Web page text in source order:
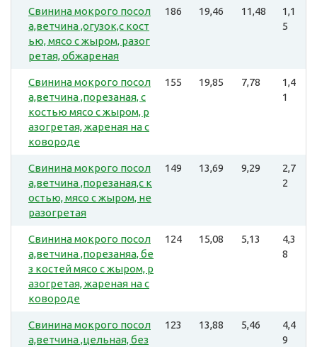
Свинина мокрого посол
а,ветчина ,огузок,с кост
ью, мясо с жыром, разог
ретая, обжареная
186 19,46 11,48
1,1
5
Свинина мокрого посол
а,ветчина ,порезаная, с
костью мясо с жыром, р
азогретая, жареная на с
ковороде
155 19,85 7,78
1,4
1
Свинина мокрого посол
а,ветчина ,порезаная,с к
остью, мясо с жыром, не
разогретая
149 13,69 9,29
2,7
2
Свинина мокрого посол
а,ветчина ,порезаняа, бе
з костей мясо с жыром, р
азогретая, жареная на с
ковороде
124 15,08 5,13
4,3
8
Свинина мокрого посол
а,ветчина ,цельная, без
123 13,88 5,46
4,4
9